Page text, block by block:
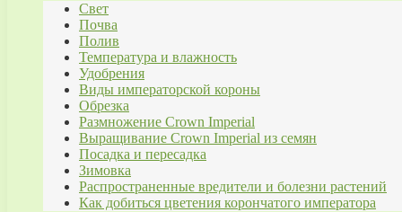
Свет
Почва
Полив
Температура и влажность
Удобрения
Виды императорской короны
Обрезка
Размножение Crown Imperial
Выращивание Crown Imperial из семян
Посадка и пересадка
Зимовка
Распространенные вредители и болезни растений
Как добиться цветения корончатого императора